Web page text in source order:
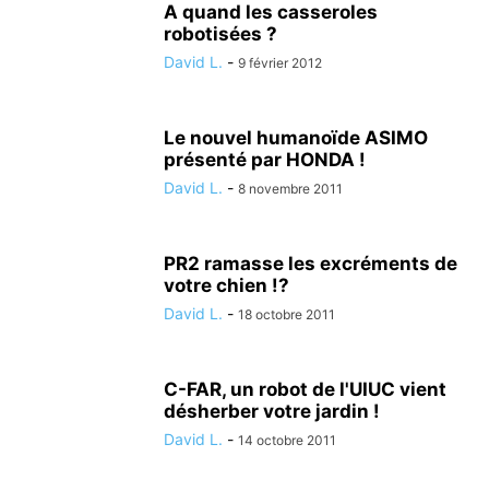
A quand les casseroles
robotisées ?
David L. - 9 février 2012
Le nouvel humanoïde ASIMO
présenté par HONDA !
David L. - 8 novembre 2011
PR2 ramasse les excréments de
votre chien !?
David L. - 18 octobre 2011
C-FAR, un robot de l'UIUC vient
désherber votre jardin !
David L. - 14 octobre 2011